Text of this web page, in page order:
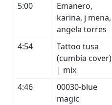
5:00
Emanero,
karina, j mena,
angela torres
4:54
Tattoo tusa
(cumbia cover)
| mix
4:46
00030-blue
magic